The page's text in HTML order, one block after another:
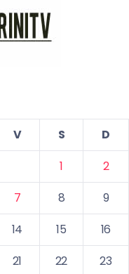
V S
D
1
2
7 8
9
14 15
16
21 22
23